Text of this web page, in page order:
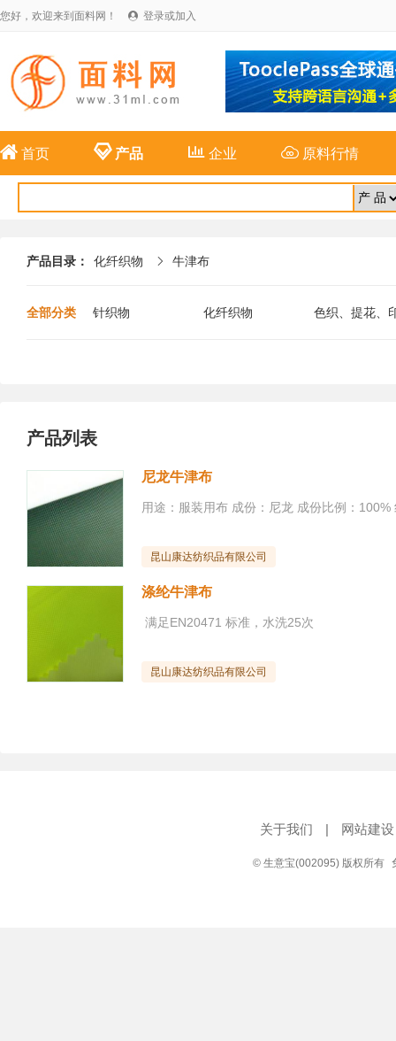
您好，欢迎来到面料网！  登录或加入
 首页 产品 企业 原料行情
产品目录： 化纤织物  牛津布
全部分类 针织物 化纤织物
色织、提花、
产品列表
尼龙牛津布
昆山康达纺织品有限公司
涤纶牛津布
满足EN20471 标准，水洗25次
昆山康达纺织品有限公司
关于我们 | 网站建设
© 生意宝(002095) 版权所有